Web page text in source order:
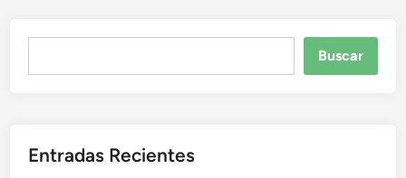
Buscar
Entradas Recientes